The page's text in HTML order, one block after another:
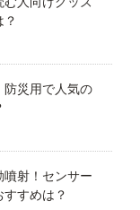
災用で人気の
射！センサー
すめは？